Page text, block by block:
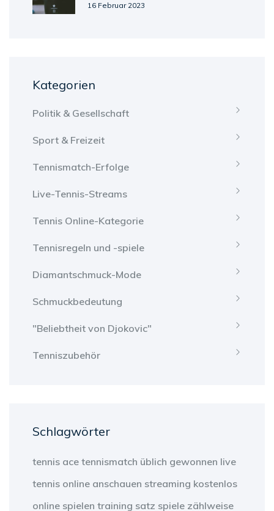
16 Februar 2023
Kategorien
Politik & Gesellschaft
Sport & Freizeit
Tennismatch-Erfolge
Live-Tennis-Streams
Tennis Online-Kategorie
Tennisregeln und -spiele
Diamantschmuck-Mode
Schmuckbedeutung
"Beliebtheit von Djokovic"
Tenniszubehör
Schlagwörter
tennis ace tennismatch üblich gewonnen live
tennis online anschauen streaming kostenlos
online spielen training satz spiele zählweise